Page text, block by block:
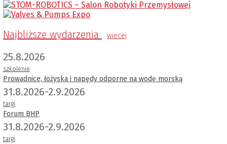
Najbliższe wydarzenia wiecej
25.8.2026
szkolenie
Prowadnice, łożyska i napędy odporne na wodę morską
31.8.2026-2.9.2026
targi
Forum BHP
31.8.2026-2.9.2026
targi